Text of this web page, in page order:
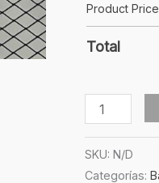
Product Price
Total
SKU: N/D
Categorías: